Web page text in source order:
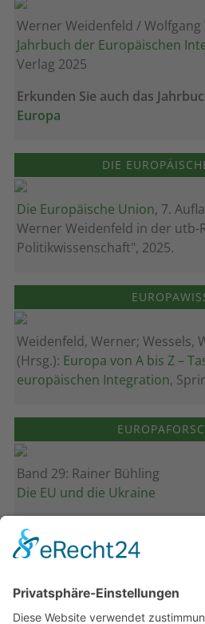
Werner Weidenfeld / Wolfgang
Jahrbuch der Europäischen
Verlag 2025
Erkunden Sie auch das
Europa
DIE
Die Europäische Union, 7.
Werner Weidenfeld in der utb-
Politikwissenschaft", 2025.
Weidenfeld, Werner; Wessels,
(Hrsg.): Europa von A bis Z –
europäischen Integration,
Band 29: Rainer Bühling
Die EU und die Ukraine
Band 28: Andrea Zeller
Eurorettung um jeden Preis?
Band 27: Thomas Jansen